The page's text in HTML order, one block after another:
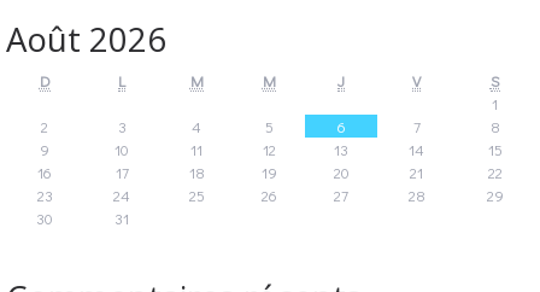
Août 2026
D L M M J V
S
1
2
3 4 5 6 7
8
9
10 11 12 13 14
15
16
17 18 19 20 21
22
23
24 25 26 27 28
29
30
31